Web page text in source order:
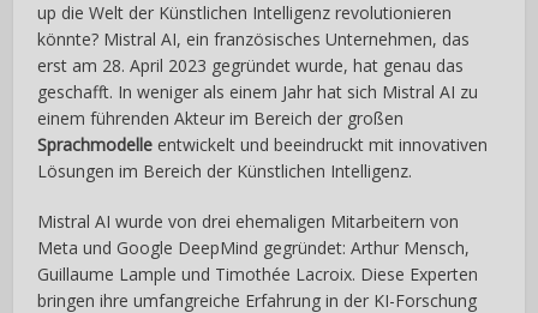
up die Welt der Künstlichen Intelligenz revolutionieren
könnte? Mistral AI, ein französisches Unternehmen, das
erst am 28. April 2023 gegründet wurde, hat genau das
geschafft. In weniger als einem Jahr hat sich Mistral AI zu
einem führenden Akteur im Bereich der großen
Sprachmodelle entwickelt und beeindruckt mit innovativen
Lösungen im Bereich der Künstlichen Intelligenz.
Mistral AI wurde von drei ehemaligen Mitarbeitern von
Meta und Google DeepMind gegründet: Arthur Mensch,
Guillaume Lample und Timothée Lacroix. Diese Experten
bringen ihre umfangreiche Erfahrung in der KI-Forschung